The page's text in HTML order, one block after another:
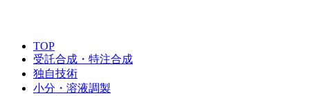
TOP
受託合成・特注合成
独自技術
小分・溶液調製